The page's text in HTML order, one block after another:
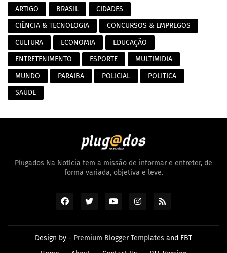
ARTIGO BRASIL
CIDADES
CIÊNCIA & TECNOLOGIA
CONCURSOS & EMPREGOS
CULTURA
ECONOMIA
EDUCAÇÃO
ENTRETENIMENTO
ESPORTE
MULTIMIDIA
MUNDO
PARAIBA POLICIAL
POLITICA
SAÚDE
Plugados Na Notícia tem a missão de informar e entreter, de
forma variada, objetiva e leve.
Design by - Premium Blogger Templates and FBT